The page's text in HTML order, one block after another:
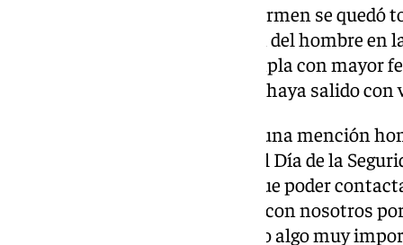
En la retina de Miguel y Mari Carmen se quedó
tres o cuatro días con la imagen del hombre en
ahora, con el tiempo, se contempla con mayor
satisfacción es que ese hombre haya salido
Este martes, ambos recibieron una mención
en conmemoración también del Día de la
reconocimiento, sin embargo, fue poder
evitaron. «Está muy agradecido con nosotros
Nosotros, felices, porque ha sido algo muy